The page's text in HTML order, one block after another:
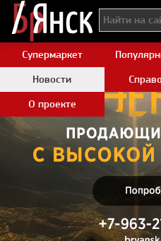
Супермаркет
Новости
О проекте